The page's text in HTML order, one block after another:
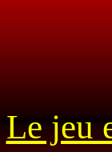
Le jeu